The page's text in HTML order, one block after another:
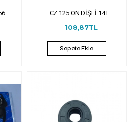
CZ 125 ÖN DİŞLİ 14T
108,87TL
Sepete Ekle